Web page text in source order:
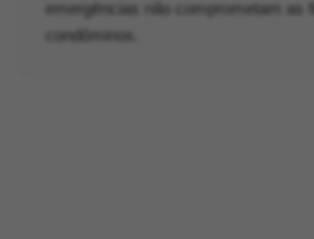
emergências não comprometam as
condôminos.